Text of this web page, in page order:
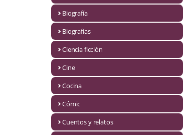
Autoayuda. Crecimiento personal
Ciencia ficción
Biografía
Biografías
Ciencia ficción
Cine
Cocina
Cómic
Cuentos y relatos